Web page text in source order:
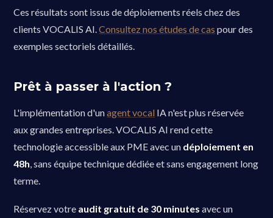
Ces résultats sont issus de déploiements réels chez des
clients VOCALIS AI.Consultez nos études de cas pour des
exemples sectoriels détaillés.
Prêt à passer à l'action ?
L'implémentation d'unagent vocal IA n'est plus réservée
aux grandes entreprises. VOCALIS AI rend cette
technologie accessible aux PME avec un déploiement en
48h, sans équipe technique dédiée et sans engagement long
terme.
Réservez votre audit gratuit de 30 minutes avec un